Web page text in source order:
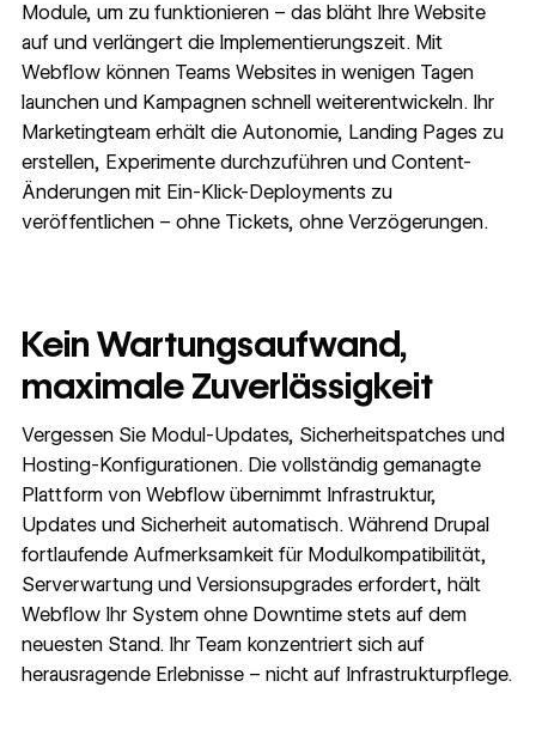
Module, um zu funktionieren – das bläht Ihre Website
auf und verlängert die Implementierungszeit. Mit
Webflow können Teams Websites in wenigen Tagen
launchen und Kampagnen schnell weiterentwickeln. Ihr
Marketingteam erhält die Autonomie, Landing Pages zu
erstellen, Experimente durchzuführen und Content-
Änderungen mit Ein-Klick-Deployments zu
veröffentlichen – ohne Tickets, ohne Verzögerungen.
Kein Wartungsaufwand,
maximale Zuverlässigkeit
Vergessen Sie Modul-Updates, Sicherheitspatches und
Hosting-Konfigurationen. Die vollständig gemanagte
Plattform von Webflow übernimmt Infrastruktur,
Updates und Sicherheit automatisch. Während Drupal
fortlaufende Aufmerksamkeit für Modulkompatibilität,
Serverwartung und Versionsupgrades erfordert, hält
Webflow Ihr System ohne Downtime stets auf dem
neuesten Stand. Ihr Team konzentriert sich auf
herausragende Erlebnisse – nicht auf Infrastrukturpflege.